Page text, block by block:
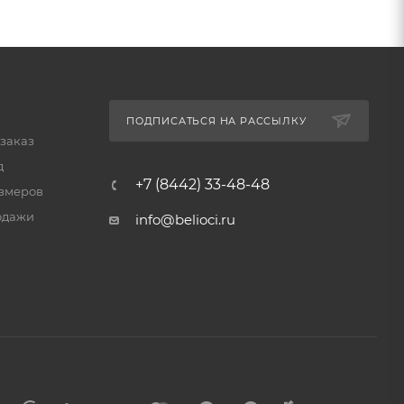
ПОДПИСАТЬСЯ НА РАССЫЛКУ
+7 (8442) 33-48-48
info@belioci.ru